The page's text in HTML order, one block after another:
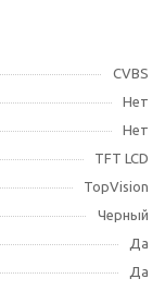
CVBS
Нет
Нет
TFT LCD
TopVision
Черный
Да
Да